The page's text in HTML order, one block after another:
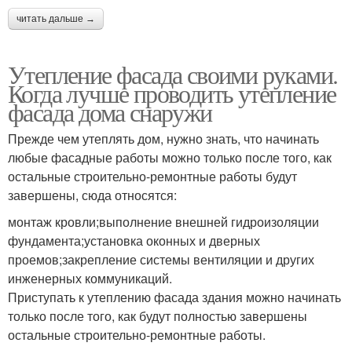
читать дальше →
Утепление фасада своими руками.
Когда лучше проводить утепление
фасада дома снаружи
Прежде чем утеплять дом, нужно знать, что начинать
любые фасадные работы можно только после того, как
остальные строительно-ремонтные работы будут
завершены, сюда относятся:
монтаж кровли;выполнение внешней гидроизоляции
фундамента;установка оконных и дверных
проемов;закрепление системы вентиляции и других
инженерных коммуникаций.
Приступать к утеплению фасада здания можно начинать
только после того, как будут полностью завершены
остальные строительно-ремонтные работы.